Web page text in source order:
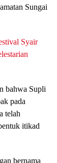
Sungai
Syair
bahwa Supli
pada
telah
itikad
bernama